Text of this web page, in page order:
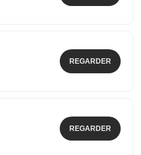
REGARDER
REGARDER